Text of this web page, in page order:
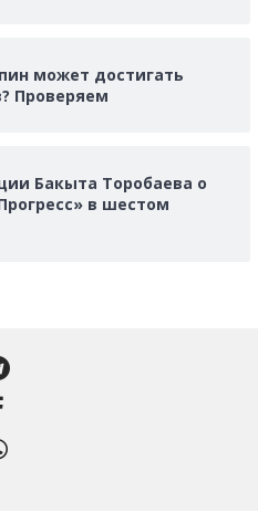
может достигать
Проверяем
Бакыта Торобаева о
в шестом